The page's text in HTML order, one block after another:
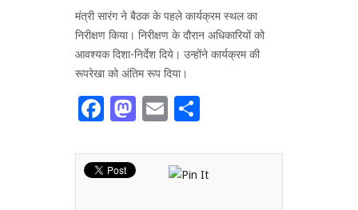
मंत्री सारंग ने बैठक के पहले कार्यक्रम स्थल का
निरीक्षण किया। निरीक्षण के दौरान अधिकारियों को
आवश्यक दिशा-निर्देश दिये। उन्होंने कार्यक्रम की
रूपरेखा को अंतिम रूप दिया।
Facebook
Mastodon
Email